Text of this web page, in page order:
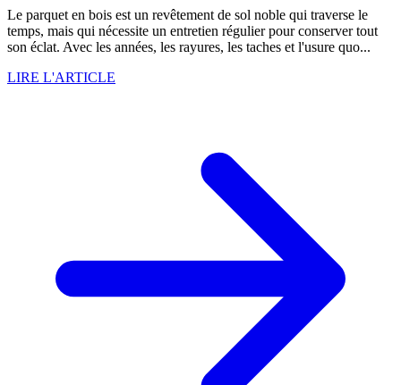
Le parquet en bois est un revêtement de sol noble qui traverse le
temps, mais qui nécessite un entretien régulier pour conserver tout
son éclat. Avec les années, les rayures, les taches et l'usure quo...
LIRE L'ARTICLE